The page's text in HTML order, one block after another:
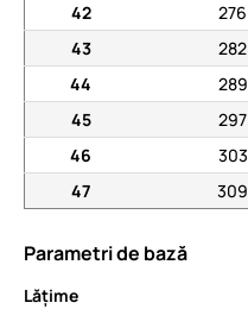
42
276
43
282
44
289
45
297
46
303
47
309
Parametri de bază
Lăţime